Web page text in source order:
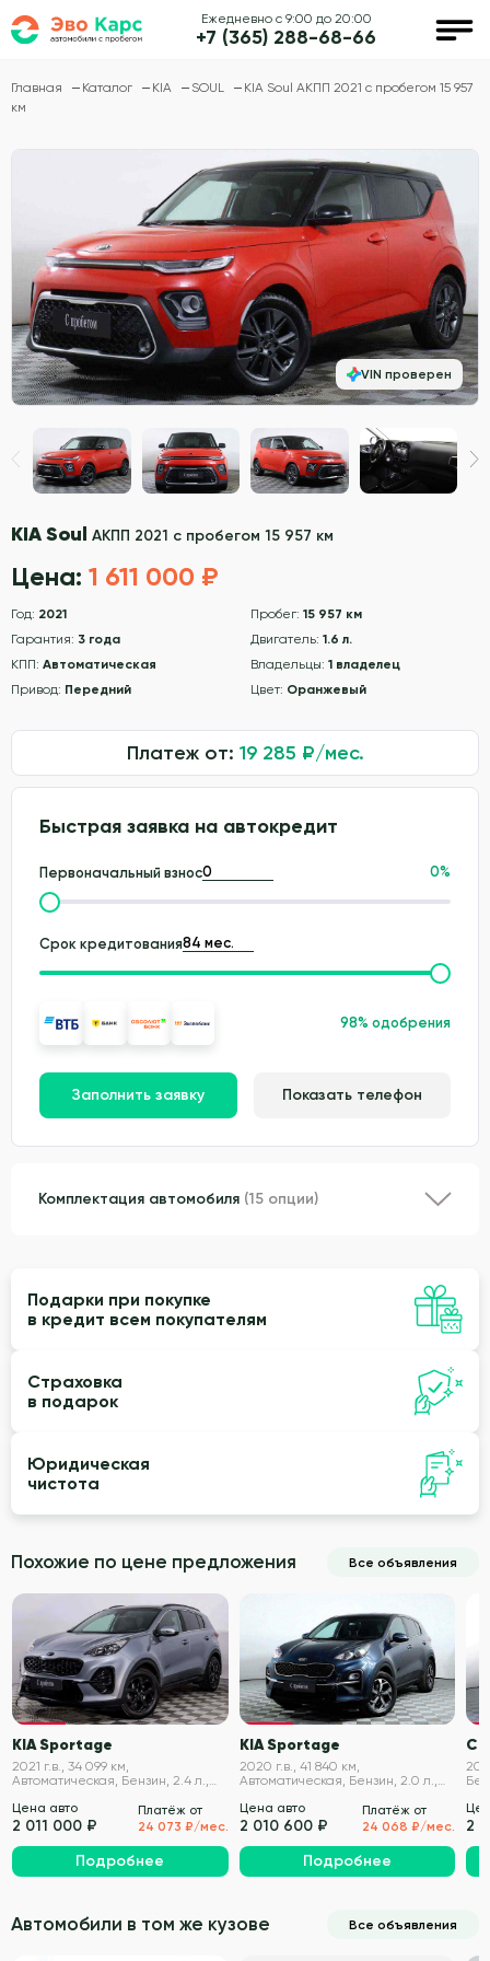
Ежедневно с 9:00 до 20:00
+7 (365) 288-68-66
Главная Каталог KIA SOUL
KIA Soul АКПП 2021 с пробегом 15 957
км
KIA Soul АКПП 2021 с пробегом 15 957 км
Цена: 1 611 000 ₽
Год: 2021 Пробег: 15 957 км
Гарантия: 3 года Двигатель: 1.6 л.
КПП: Автоматическая Владельцы: 1 владелец
Привод: Передний Цвет: Оранжевый
Платеж от: 19 285 ₽/мес.
Быстрая заявка на автокредит
Первоначальный взнос 0%
Срок кредитования
98% одобрения
Заполнить заявку Показать телефон
VIN проверен
Комплектация автомобиля (15 опции)
Подарки при покупке
в кредит всем покупателям
Страховка
в подарок
Юридическая
чистота
Похожие по цене предложения Все объявления
VIN проверен
KIA Sportage
2021 г.в., 34 099 км,
Автоматическая, Бензин, 2.4 л.,
Цена авто
2 011 000 ₽
Платёж от
24 073 ₽/мес.
Подробнее
VIN проверен
KIA Sportage
2020 г.в., 41 840 км,
Автоматическая, Бензин, 2.0 л.,
Цена авто
2 010 600 ₽
Платёж от
24 068 ₽/мес.
Подробнее
2
Автомобили в том же кузове Все объявления